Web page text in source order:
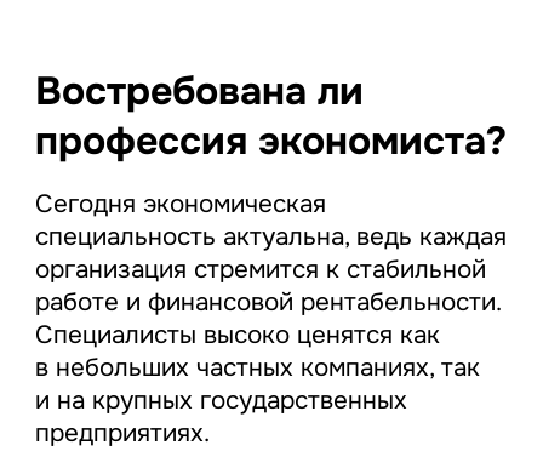
Востребована ли
профессия экономиста?
Сегодня экономическая
специальность актуальна, ведь каждая
организация стремится к стабильной
работе и финансовой рентабельности.
Специалисты высоко ценятся как
в небольших частных компаниях, так
и на крупных государственных
предприятиях.